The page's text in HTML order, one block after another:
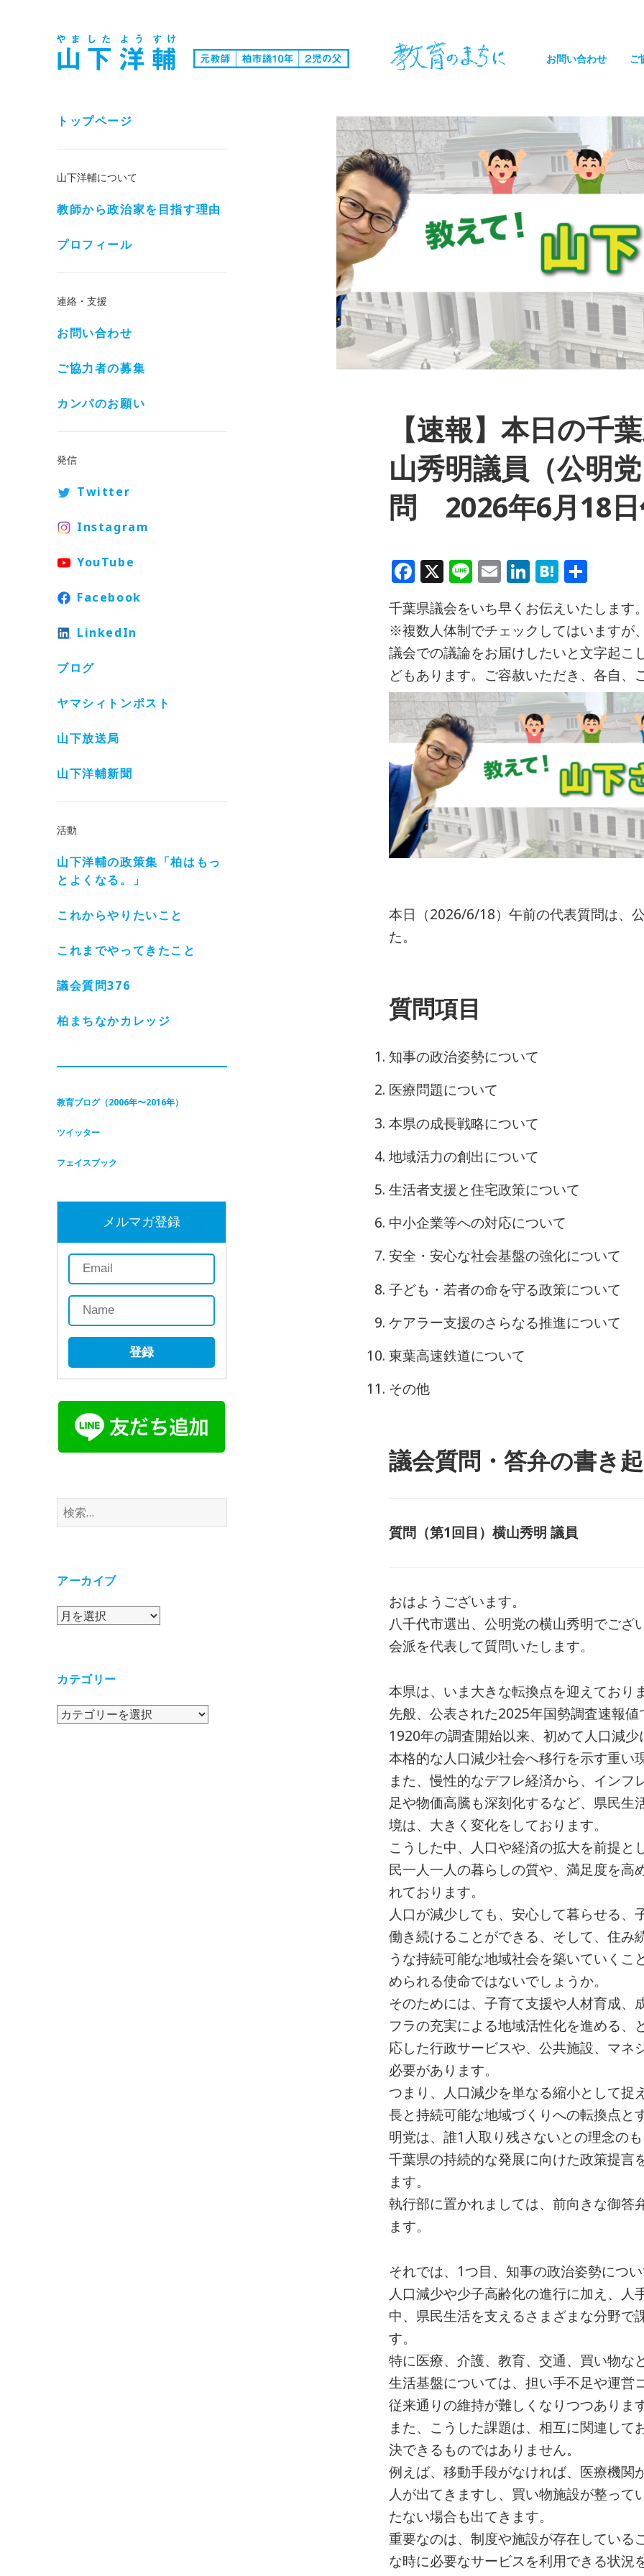
お問い合わせ ご
トップページ
山下洋輔について
教師から政治家を目指す理由
プロフィール
連絡・支援
お問い合わせ
ご協力者の募集
カンパのお願い
発信
Twitter
Instagram
YouTube
Facebook
LinkedIn
ブログ
ヤマシィトンポスト
山下放送局
山下洋輔新聞
活動
山下洋輔の政策集「柏はもっ
とよくなる。」
これからやりたいこと
これまでやってきたこと
議会質問376
柏まちなかカレッジ
教育ブログ（2006年〜2016年）
ツイッター
フェイスブック
メルマガ登録
登録
検
索:
アーカイブ
ア
ブ
カテゴリー
カ
【速報】本日の千
山秀明議員（公明
問 2026年6月18日
F
a
c
e
b
o
o
k
X Li
e
E
m
ai
l
Li
n
k
e
dI
n
H
e
n
a
共
千葉県議会をいち早くお伝えいたします
※複数人体制でチェックしてはいますが
議会での議論をお届けしたいと文字起こ
どもあります。ご容赦いただき、各自、
本日（2026/6/18）午前の代表質問は、
た。
質問項目
知事の政治姿勢について
医療問題について
本県の成長戦略について
地域活力の創出について
生活者支援と住宅政策について
中小企業等への対応について
安全・安心な社会基盤の強化について
子ども・若者の命を守る政策について
ケアラー支援のさらなる推進について
東葉高速鉄道について
その他
議会質問・答弁の書き
質問（第1回目）横山秀明 議員
おはようございます。
八千代市選出、公明党の横山秀明でござ
会派を代表して質問いたします。
本県は、いま大きな転換点を迎えており
先般、公表された2025年国勢調査速報
1920年の調査開始以来、初めて人口減少
本格的な人口減少社会へ移行を示す重い
また、慢性的なデフレ経済から、インフ
足や物価高騰も深刻化するなど、県民生
境は、大きく変化をしております。
こうした中、人口や経済の拡大を前提と
民一人一人の暮らしの質や、満足度を高
れております。
人口が減少しても、安心して暮らせる、
働き続けることができる、そして、住み
うな持続可能な地域社会を築いていくこ
められる使命ではないでしょうか。
そのためには、子育て支援や人材育成、
フラの充実による地域活性化を進める、
応した行政サービスや、公共施設、マネ
必要があります。
つまり、人口減少を単なる縮小として捉
長と持続可能な地域づくりへの転換点と
明党は、誰1人取り残さないとの理念の
千葉県の持続的な発展に向けた政策提言
ます。
執行部に置かれましては、前向きな御答
ます。
それでは、1つ目、知事の政治姿勢につ
人口減少や少子高齢化の進行に加え、人
中、県民生活を支えるさまざまな分野で
す。
特に医療、介護、教育、交通、買い物な
生活基盤については、担い手不足や運営
従来通りの維持が難しくなりつつありま
また、こうした課題は、相互に関連して
決できるものではありません。
例えば、移動手段がなければ、医療機関
人が出てきますし、買い物施設が整って
たない場合も出てきます。
重要なのは、制度や施設が存在している
な時に必要なサービスを利用できる状況